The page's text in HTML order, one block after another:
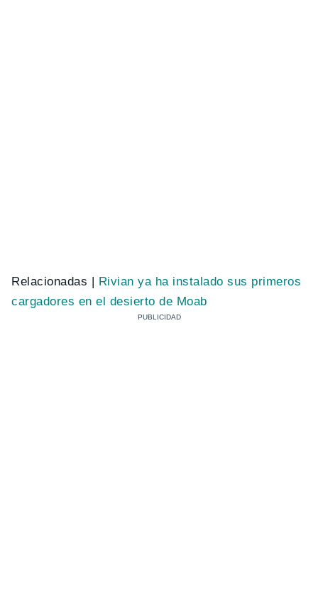
Relacionadas | Rivian ya ha instalado sus primeros
cargadores en el desierto de Moab